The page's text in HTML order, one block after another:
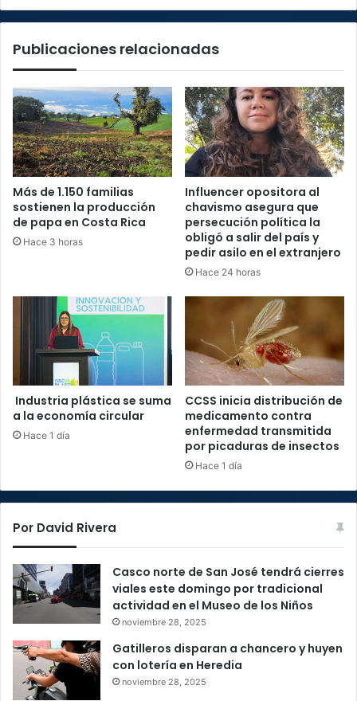
Hogares
Publicaciones relacionadas
Más de 1.150 familias
sostienen la producción
de papa en Costa Rica
Hace 3 horas
Influencer opositora al
chavismo asegura que
persecución política la
obligó a salir del país y
pedir asilo en el extranjero
Hace 24 horas
Industria plástica se suma
a la economía circular
Hace 1 día
CCSS inicia distribución de
medicamento contra
enfermedad transmitida
por picaduras de insectos
Hace 1 día
Por David Rivera
Casco norte de San José tendrá cierres
viales este domingo por tradicional
actividad en el Museo de los Niños
noviembre 28, 2025
Gatilleros disparan a chancero y huyen
con lotería en Heredia
noviembre 28, 2025